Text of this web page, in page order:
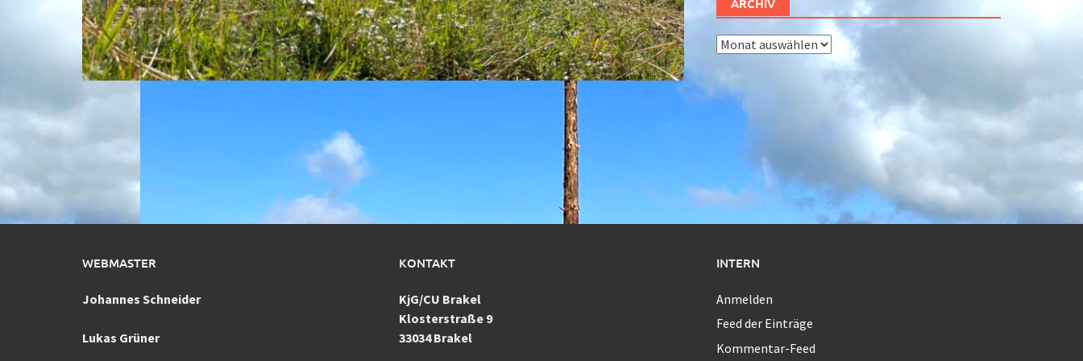
Archiv
WEBMASTER
Johannes Schneider
Lukas Grüner
KONTAKT
KjG/CU Brakel
Klosterstraße 9
33034 Brakel
INTERN
Anmelden
Feed der Einträge
Kommentar-Feed